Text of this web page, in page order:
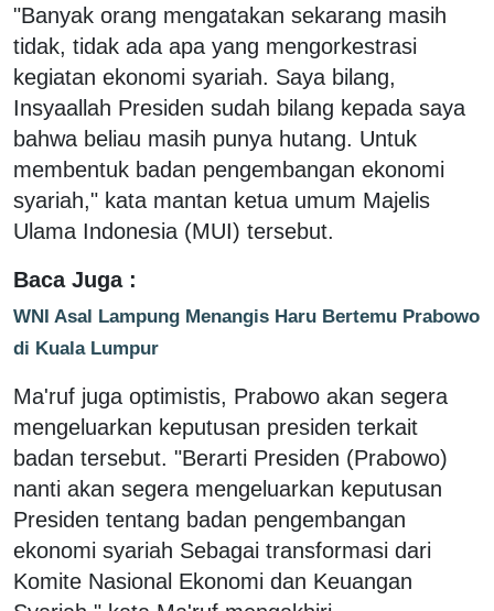
"Banyak orang mengatakan sekarang masih
tidak, tidak ada apa yang mengorkestrasi
kegiatan ekonomi syariah. Saya bilang,
Insyaallah Presiden sudah bilang kepada saya
bahwa beliau masih punya hutang. Untuk
membentuk badan pengembangan ekonomi
syariah," kata mantan ketua umum Majelis
Ulama Indonesia (MUI) tersebut.
Baca Juga :
WNI Asal Lampung Menangis Haru Bertemu Prabowo
di Kuala Lumpur
Ma'ruf juga optimistis, Prabowo akan segera
mengeluarkan keputusan presiden terkait
badan tersebut. "Berarti Presiden (Prabowo)
nanti akan segera mengeluarkan keputusan
Presiden tentang badan pengembangan
ekonomi syariah Sebagai transformasi dari
Komite Nasional Ekonomi dan Keuangan